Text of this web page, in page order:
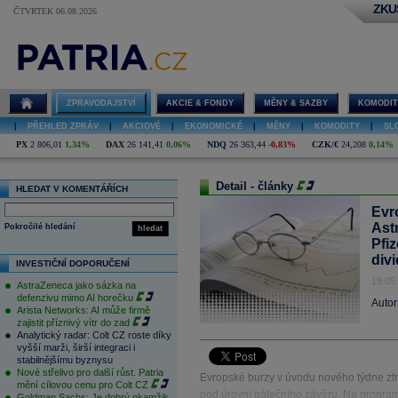
ČTVRTEK 06.08.2026
ZPRAVODAJSTVÍ AKCIE & FONDY MĚNY & SAZBY
PŘEHLED ZPRÁV AKCIOVÉ EKONOMICKÉ MĚNY KOMODITY
PX 2 806,01 1,34% DAX 26 141,41 0,06% NDQ 26 363,44 -0,83% CZK/€ 24,208 0,14%
HLEDAT V KOMENTÁŘÍCH
hledat
Pokročilé hledání
INVESTIČNÍ DOPORUČENÍ
AstraZeneca jako sázka na
defenzivu mimo AI horečku
Arista Networks: AI může firmě
zajistit příznivý vítr do zad
Analytický radar: Colt CZ roste díky
vyšší marži, širší integraci i
stabilnějšímu byznysu
Nové střelivo pro další růst. Patria
mění cílovou cenu pro Colt CZ
Detail - články
Evropské burzy v úvodu nového týdne
pod úrovní pátečního závěru. Na